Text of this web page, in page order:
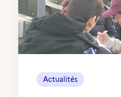
Actualités